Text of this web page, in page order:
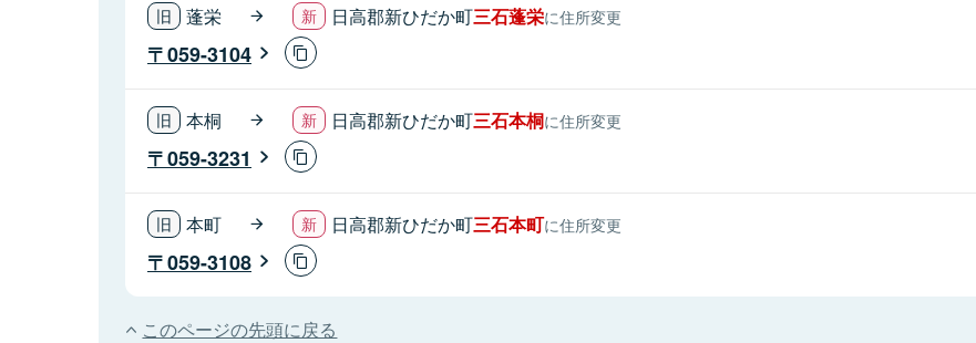
蓬栄 日高郡新ひだか町三石蓬栄に住所変更
059-3104
本桐 日高郡新ひだか町三石本桐に住所変更
059-3231
本町 日高郡新ひだか町三石本町に住所変更
059-3108
このページの先頭に戻る